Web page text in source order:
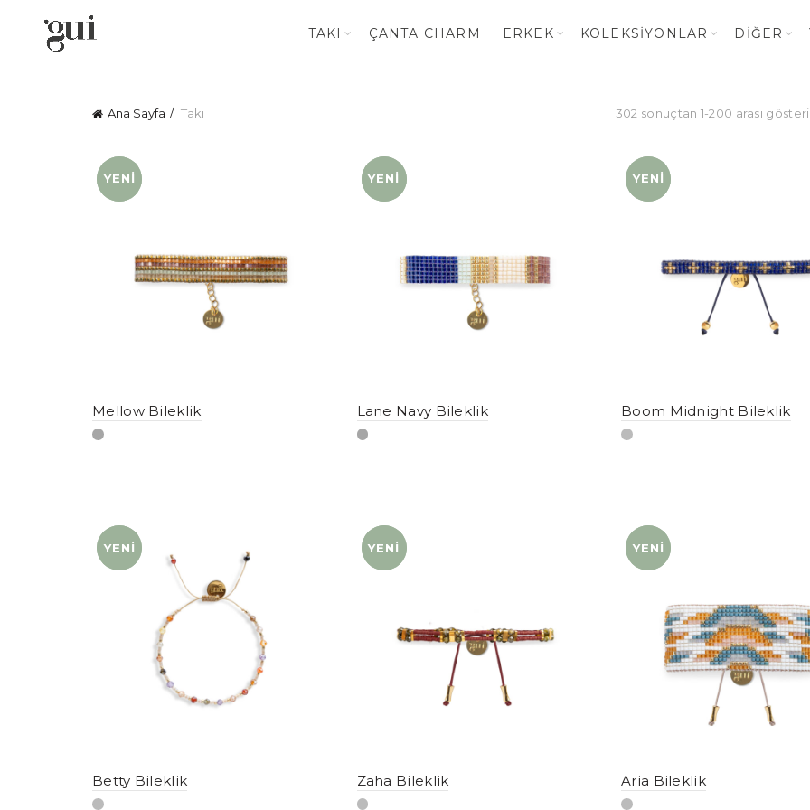
TAKI ÇANTA CHARM ERKEK KOLEKSIYONLAR DIĞER
Ana Sayfa Takı 302 sonuçtan 1-200 arası
YENI
YENI
Mellow Bileklik
YENI
YENI
Lane Navy Bileklik
YENI
YENI
Boom Midnight Bileklik
YENI
YENI
Betty Bileklik
YENI
YENI
Zaha Bileklik
YENI
YENI
Aria Bileklik